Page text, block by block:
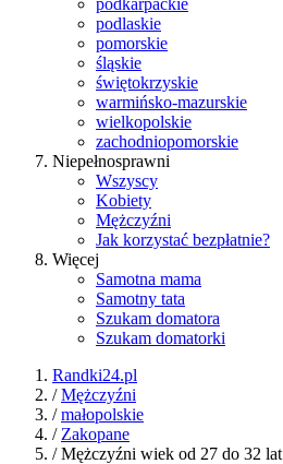
podkarpackie
podlaskie
pomorskie
śląskie
świętokrzyskie
warmińsko-mazurskie
wielkopolskie
zachodniopomorskie
Niepełnosprawni
Wszyscy
Kobiety
Mężczyźni
Jak korzystać bezpłatnie?
Więcej
Samotna mama
Samotny tata
Szukam domatora
Szukam domatorki
Randki24.pl
/Mężczyźni
/małopolskie
/ Zakopane
/ Mężczyźni wiek od 27 do 32 lat